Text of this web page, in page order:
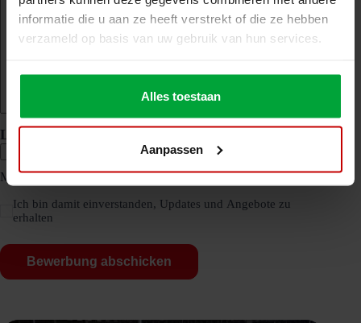
informatie die u aan ze heeft verstrekt of die ze hebben
verzameld op basis van uw gebruik van hun services.
Alles toestaan
Aanpassen
Lebenslauf & Motivation
Max. Dateigröße: 512 MB.
Ich bin damit einverstanden, Updates und Angebote zu
erhalten